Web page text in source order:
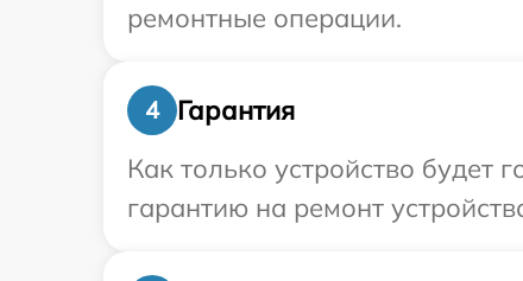
ремонтные операции.
4
Гарантия
Как только устройство
гарантию на ремонт